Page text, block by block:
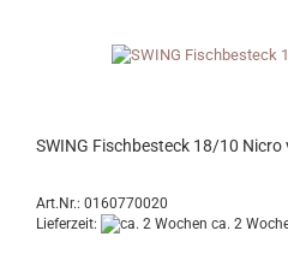
SWING Fischbesteck 18/10 Nicro
Art.Nr.: 0160770020
Lieferzeit:
ca. 2